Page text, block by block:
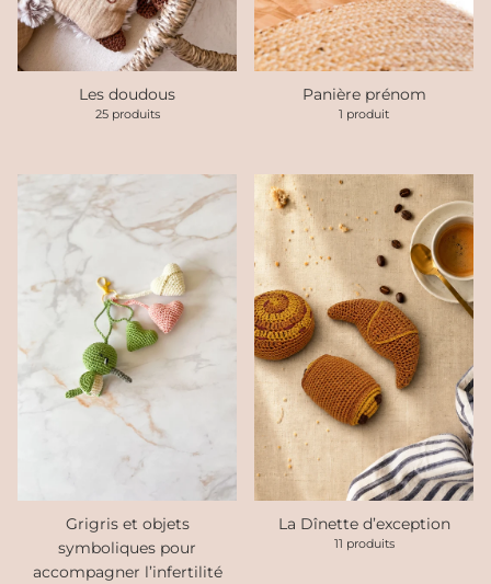
Les doudous
25 produits
Panière prénom
1 produit
Grigris et objets
symboliques pour
accompagner l’infertilité
La Dînette d’exception
11 produits